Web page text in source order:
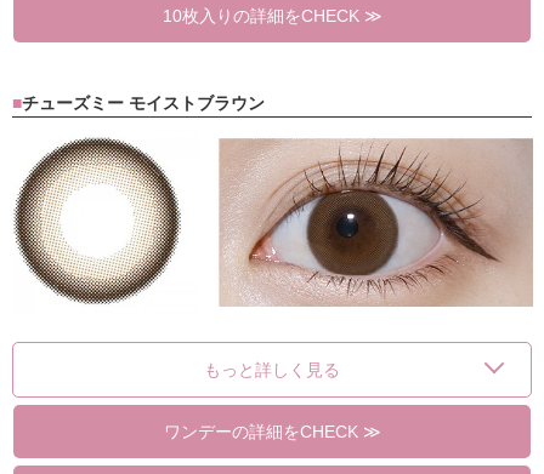
10枚入りの詳細をCHECK ≫
チューズミー モイストブラウン
もっと詳しく見る
ワンデーの詳細をCHECK ≫